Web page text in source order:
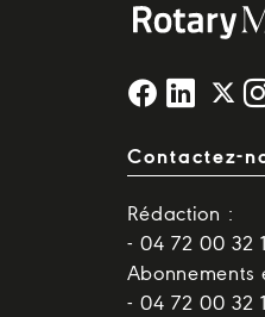
Contactez-
Rédaction :
- 04 72 00 32
Abonnements
- 04 72 00 32